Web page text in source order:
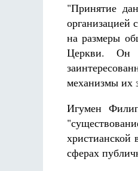
"Принятие
организацией
на размеры
Церкви. Он
механизмы их
Игумен
сферах